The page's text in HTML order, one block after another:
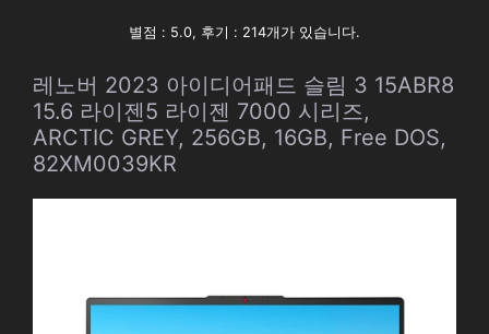
별점 : 5.0, 후기 : 214개가 있습니다.
레노버 2023 아이디어패드 슬림 3 15ABR8
15.6 라이젠5 라이젠 7000 시리즈,
ARCTIC GREY, 256GB, 16GB, Free DOS,
82XM0039KR